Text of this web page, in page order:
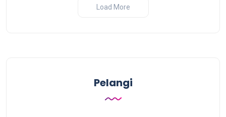
Load More
Pelangi